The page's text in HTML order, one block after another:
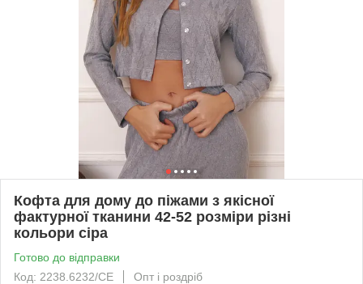
Кофта для дому до піжами з якісної
фактурної тканини 42-52 розміри різні
кольори сіра
Готово до відправки
Код: 2238.6232/СЕ
Опт і роздріб